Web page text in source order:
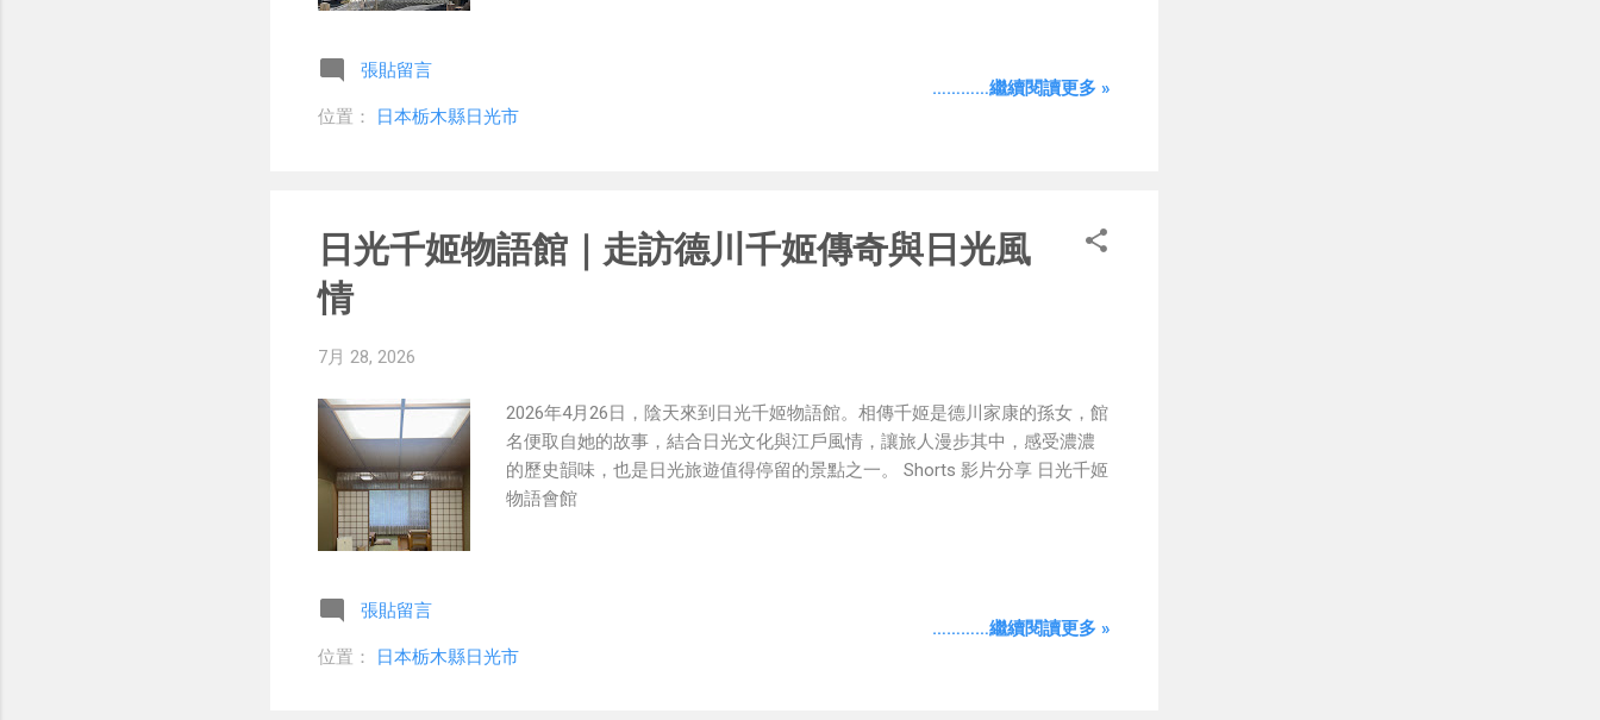
日光江戶劇場 江戶劇場的由來 日光江戶劇場（又稱日光江戶村）是一座以日
本江戶時代為主題打造的大型歷史文化園區，於1986年正式開園，希望透過
時的建築風格與生活環境，因此也常被日本電影、電視劇與歷史節目選作拍
攝場景。 江戶時代是日本最和平的年代之一 江戶時代（1603年至1868年）由
熟悉的壽司、蕎麥麵、天婦羅等日本美食，也是在江戶時代開始盛行，因此
可以說，日本現代文化有很大一部分都奠基於這段歷史。 精彩表演不能錯過
來到江戶劇場，最推薦的就是各種現場演出。 忍者劇場以快速的動作、飛簷
走壁、暗器特效與精彩劇情，讓現場觀眾看得目不轉睛；武士表演則重現日
上也常常遇到角色互動，演員完全融入角色，即使只是走在街上，也像是在
欣賞一場沒有舞台界線的歷史劇。 換上和服，留下最有味道的回憶 園區提供
和服、武士、忍者等服裝租借，不少遊客都會換上古裝漫步江戶街道。 穿著...
張貼留言
位置： 日本栃木縣日光市
…………繼續閱讀更多 »
日光千姬物語館｜走訪德川千姬傳奇與日光風
情
7月 28, 2026
2026年4月26日，陰天來到日光千姬物語館。相傳千姬是德川家康的孫女，館
名便取自她的故事，結合日光文化與江戶風情，讓旅人漫步其中，感受濃濃
的歷史韻味，也是日光旅遊值得停留的景點之一。 Shorts 影片分享 日光千姬
物語會館
張貼留言
位置： 日本栃木縣日光市
…………繼續閱讀更多 »